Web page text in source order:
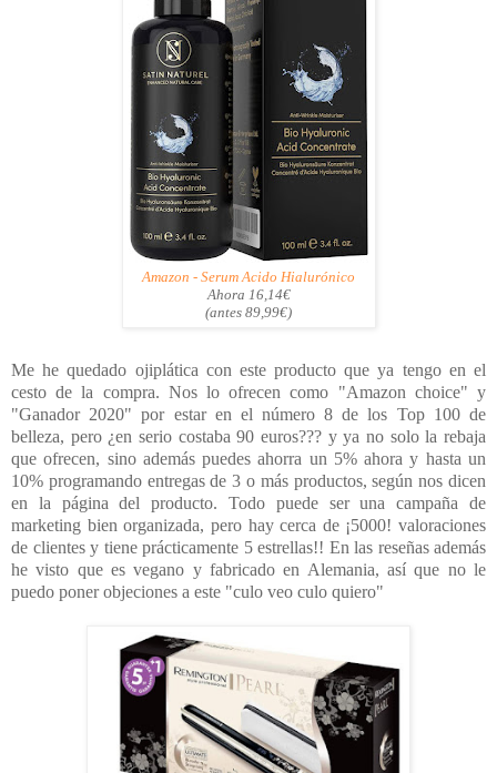
Amazon - Serum Acido Hialurónico
Ahora 16,14€
(antes 89,99€)
Me he quedado ojiplática con este producto que ya tengo en el
cesto de la compra. Nos lo ofrecen como "Amazon choice" y
"Ganador 2020" por estar en el número 8 de los Top 100 de
belleza, pero ¿en serio costaba 90 euros??? y ya no solo la rebaja
que ofrecen, sino además puedes ahorra un 5% ahora y hasta un
10% programando entregas de 3 o más productos, según nos dicen
en la página del producto. Todo puede ser una campaña de
marketing bien organizada, pero hay cerca de ¡5000! valoraciones
de clientes y tiene prácticamente 5 estrellas!! En las reseñas además
he visto que es vegano y fabricado en Alemania, así que no le
puedo poner objeciones a este "culo veo culo quiero"